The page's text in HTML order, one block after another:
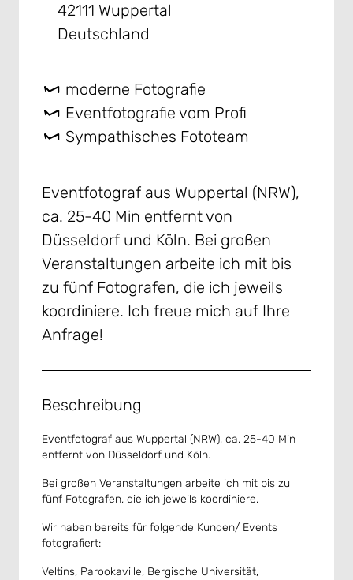
42111 Wuppertal
Deutschland
moderne Fotografie
Eventfotografie vom Profi
Sympathisches Fototeam
Eventfotograf aus Wuppertal (NRW),
ca. 25-40 Min entfernt von
Düsseldorf und Köln. Bei großen
Veranstaltungen arbeite ich mit bis
zu fünf Fotografen, die ich jeweils
koordiniere. Ich freue mich auf Ihre
Anfrage!
Beschreibung
Eventfotograf aus Wuppertal (NRW), ca. 25-40 Min
entfernt von Düsseldorf und Köln.
Bei großen Veranstaltungen arbeite ich mit bis zu
fünf Fotografen, die ich jeweils koordiniere.
Wir haben bereits für folgende Kunden/ Events
fotografiert:
Veltins, Parookaville, Bergische Universität,